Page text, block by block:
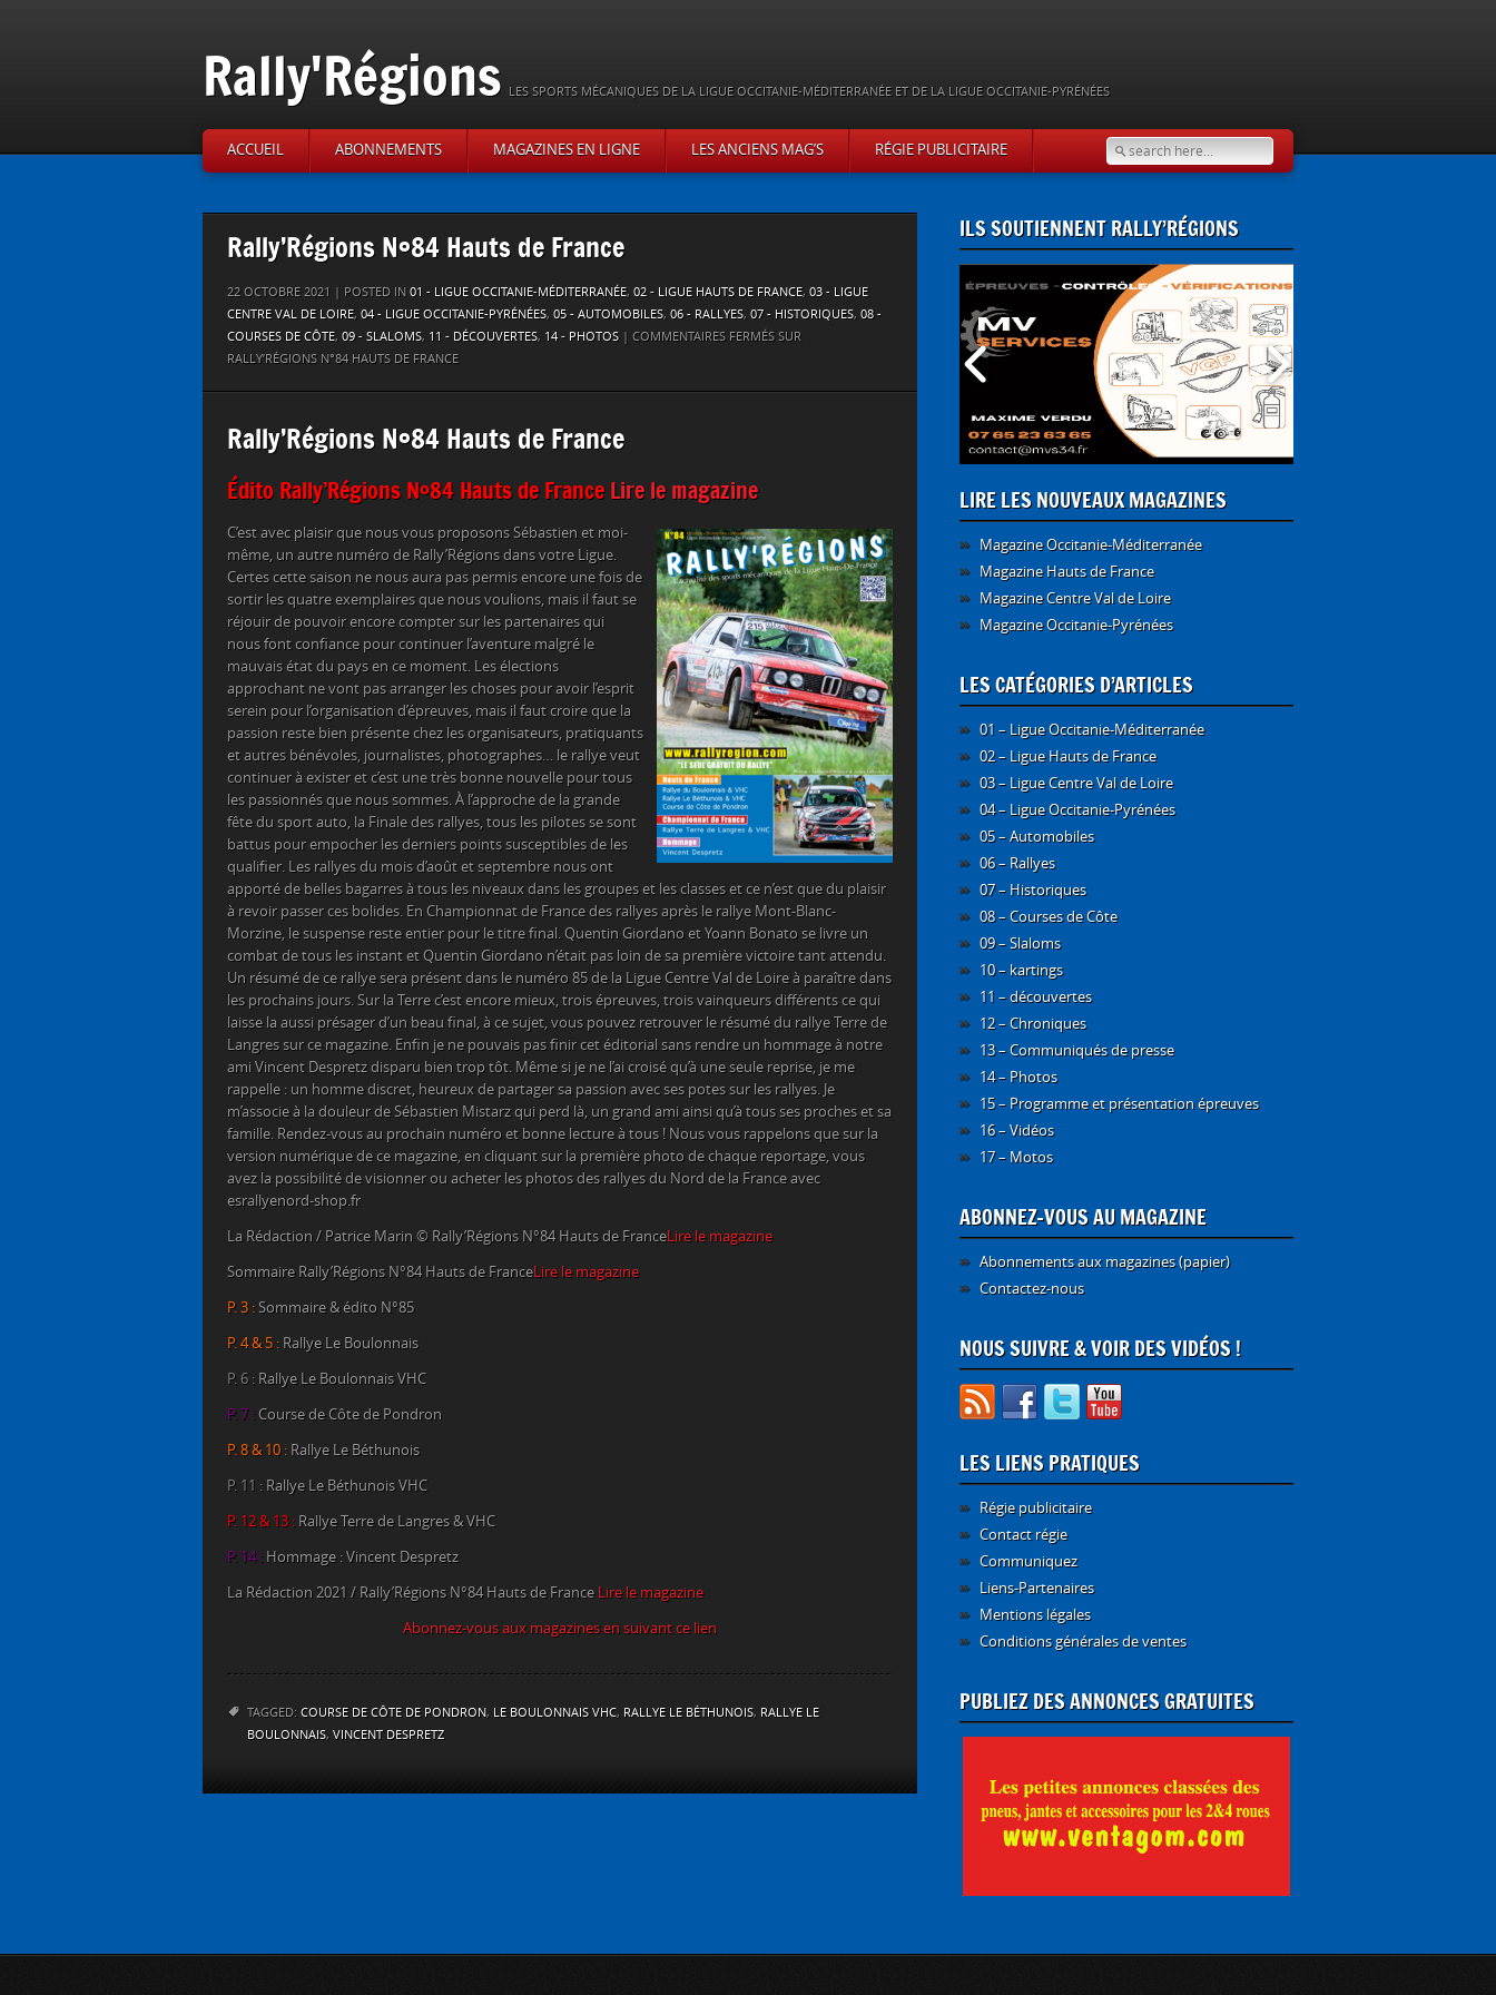
Rally'Régions LES SPORTS MÉCANIQUES DE LA LIGUE OCCITANIE-MÉDITERRANÉE ET DE LA LIGUE OCCITANIE-PYRÉNÉES
ACCUEIL ABONNEMENTS MAGAZINES EN LIGNE LES ANCIENS MAG’S RÉGIE PUBLICITAIRE
Rally’Régions N°84 Hauts de France
22 OCTOBRE 2021 | POSTED IN 01 - LIGUE OCCITANIE-MÉDITERRANÉE, 02 - LIGUE HAUTS DE FRANCE, 03 - LIGUE
CENTRE VAL DE LOIRE, 04 - LIGUE OCCITANIE-PYRÉNÉES, 05 - AUTOMOBILES, 06 - RALLYES, 07 - HISTORIQUES, 08 -
COURSES DE CÔTE, 09 - SLALOMS, 11 - DÉCOUVERTES, 14 - PHOTOS | COMMENTAIRES FERMÉS SUR
RALLY’RÉGIONS N°84 HAUTS DE FRANCE
Rally’Régions N°84 Hauts de France
Édito Rally’Régions N°84 Hauts de France Lire le magazine
C’est avec plaisir que nous vous proposons Sébastien et moi-
même, un autre numéro de Rally’Régions dans votre Ligue.
Certes cette saison ne nous aura pas permis encore une fois de
sortir les quatre exemplaires que nous voulions, mais il faut se
réjouir de pouvoir encore compter sur les partenaires qui
nous font confiance pour continuer l’aventure malgré le
mauvais état du pays en ce moment. Les élections
approchant ne vont pas arranger les choses pour avoir l’esprit
serein pour l’organisation d’épreuves, mais il faut croire que la
passion reste bien présente chez les organisateurs, pratiquants
et autres bénévoles, journalistes, photographes… le rallye veut
continuer à exister et c’est une très bonne nouvelle pour tous
les passionnés que nous sommes. À l’approche de la grande
fête du sport auto, la Finale des rallyes, tous les pilotes se sont
battus pour empocher les derniers points susceptibles de les
qualifier. Les rallyes du mois d’août et septembre nous ont
apporté de belles bagarres à tous les niveaux dans les groupes et les classes et ce n’est que du plaisir
à revoir passer ces bolides. En Championnat de France des rallyes après le rallye Mont-Blanc-
Morzine, le suspense reste entier pour le titre final. Quentin Giordano et Yoann Bonato se livre un
combat de tous les instant et Quentin Giordano n’était pas loin de sa première victoire tant attendu.
Un résumé de ce rallye sera présent dans le numéro 85 de la Ligue Centre Val de Loire à paraître dans
les prochains jours. Sur la Terre c’est encore mieux, trois épreuves, trois vainqueurs différents ce qui
laisse la aussi présager d’un beau final, à ce sujet, vous pouvez retrouver le résumé du rallye Terre de
Langres sur ce magazine. Enfin je ne pouvais pas finir cet éditorial sans rendre un hommage à notre
ami Vincent Despretz disparu bien trop tôt. Même si je ne l’ai croisé qu’à une seule reprise, je me
rappelle : un homme discret, heureux de partager sa passion avec ses potes sur les rallyes. Je
m’associe à la douleur de Sébastien Mistarz qui perd là, un grand ami ainsi qu’à tous ses proches et sa
famille. Rendez-vous au prochain numéro et bonne lecture à tous ! Nous vous rappelons que sur la
version numérique de ce magazine, en cliquant sur la première photo de chaque reportage, vous
avez la possibilité de visionner ou acheter les photos des rallyes du Nord de la France avec
esrallyenord-shop.fr
La Rédaction / Patrice Marin © Rally’Régions N°84 Hauts de FranceLire le magazine
Sommaire Rally’Régions N°84 Hauts de FranceLire le magazine
P. 3 : Sommaire & édito N°85
P. 4 & 5 : Rallye Le Boulonnais
P. 6 : Rallye Le Boulonnais VHC
P. 7 : Course de Côte de Pondron
P. 8 & 10 : Rallye Le Béthunois
P. 11 : Rallye Le Béthunois VHC
P. 12 & 13 : Rallye Terre de Langres & VHC
P. 14 : Hommage : Vincent Despretz
La Rédaction 2021 / Rally’Régions N°84 Hauts de France Lire le magazine
Abonnez-vous aux magazines en suivant ce lien
TAGGED: COURSE DE CÔTE DE PONDRON, LE BOULONNAIS VHC, RALLYE LE BÉTHUNOIS, RALLYE LE
BOULONNAIS, VINCENT DESPRETZ
ILS SOUTIENNENT RALLY’RÉGIONS
LIRE LES NOUVEAUX MAGAZINES
Magazine Occitanie-Méditerranée
Magazine Hauts de France
Magazine Centre Val de Loire
Magazine Occitanie-Pyrénées
LES CATÉGORIES D’ARTICLES
01 – Ligue Occitanie-Méditerranée
02 – Ligue Hauts de France
03 – Ligue Centre Val de Loire
04 – Ligue Occitanie-Pyrénées
05 – Automobiles
06 – Rallyes
07 – Historiques
08 – Courses de Côte
09 – Slaloms
10 – kartings
11 – découvertes
12 – Chroniques
13 – Communiqués de presse
14 – Photos
15 – Programme et présentation épreuves
16 – Vidéos
17 – Motos
ABONNEZ-VOUS AU MAGAZINE
Abonnements aux magazines (papier)
Contactez-nous
NOUS SUIVRE & VOIR DES VIDÉOS !
LES LIENS PRATIQUES
Régie publicitaire
Contact régie
Communiquez
Liens-Partenaires
Mentions légales
Conditions générales de ventes
PUBLIEZ DES ANNONCES GRATUITES